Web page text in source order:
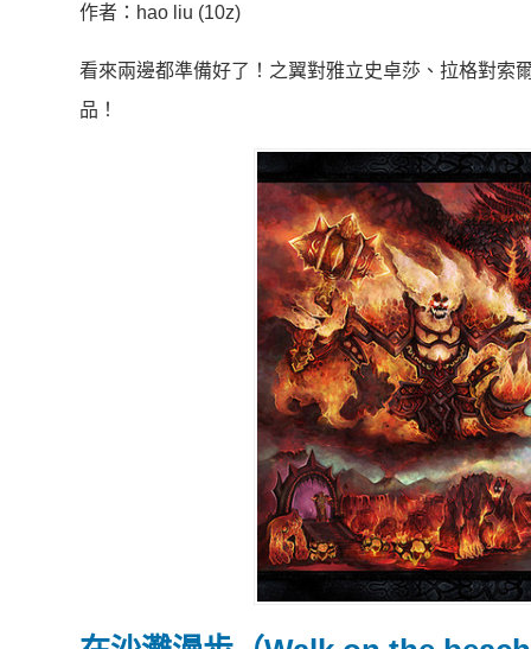
作者：hao liu (10z)
看來兩邊都準備好了！之翼對雅立史卓莎、拉格對索
品！